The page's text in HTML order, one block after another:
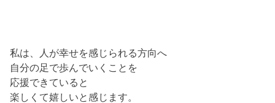
私は、人が幸せを感じられる方向へ
自分の足で歩んでいくことを
応援できていると
楽しくて嬉しいと感じます。